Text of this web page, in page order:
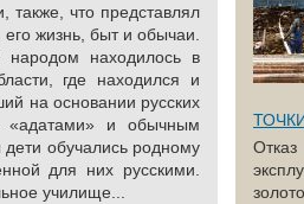
также, что представлял
жизнь, быт и обы­чаи.
народом нахо­дилось в
где находился и
на основании русских
«адатами» и обычным
обучались родному
для них русскими.
училище...